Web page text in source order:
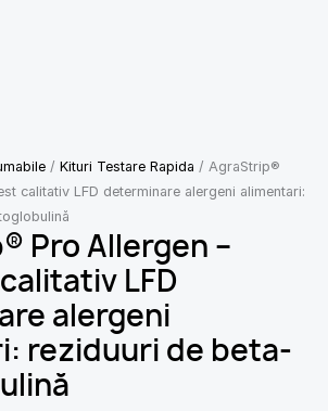
/ Kituri Testare Rapida / AgraStrip®
calitativ LFD determinare alergeni alimentari:
Pro Allergen –
LFD
alergeni
reziduuri de beta-